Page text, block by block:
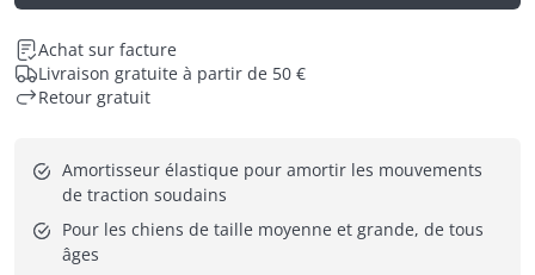
Achat sur facture
Livraison gratuite à partir de 50 €
Retour gratuit
Amortisseur élastique pour amortir les mouvements
de traction soudains
Pour les chiens de taille moyenne et grande, de tous
âges